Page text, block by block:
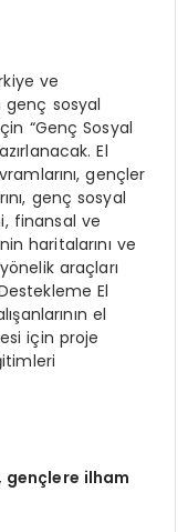
ve
genç sosyal
“Genç Sosyal
El
gençler
genç sosyal
finansal ve
haritalarını ve
araçları
El
el
için proje
gençlere ilham